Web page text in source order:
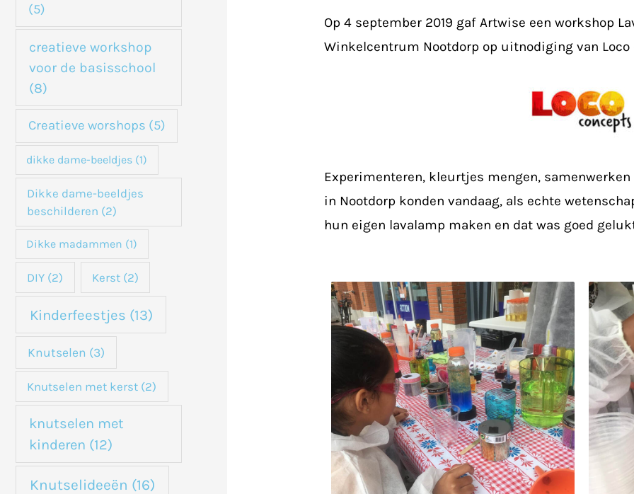
(5)
creatieve workshop
voor de basisschool
(8)
Creatieve worshops (5)
dikke dame-beeldjes (1)
Dikke dame-beeldjes
beschilderen (2)
Dikke madammen (1)
DIY (2) Kerst(2)
Kinderfeestjes (13)
Knutselen (3)
Knutselen met kerst (2)
knutselen met
kinderen (12)
Knutselideeën (16)
Op 4 september 2019 gaf Artwise een workshop
Winkelcentrum Nootdorp op uitnodiging van Loco
Experimenteren, kleurtjes mengen,
in Nootdorp konden vandaag, als echte
hun eigen lavalamp maken en dat was goed